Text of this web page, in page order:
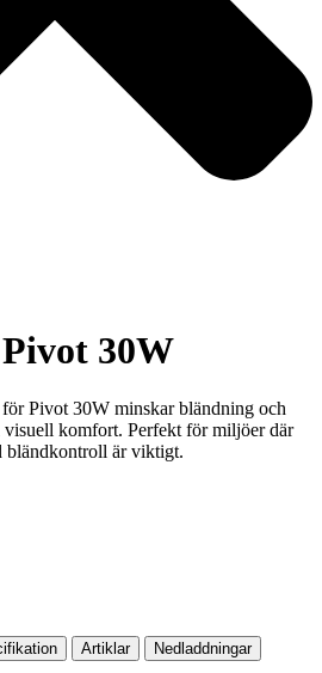
30W
Pivot 30W minskar bländning och
visuell komfort. Perfekt för miljöer där
bländkontroll är viktigt.
Artiklar
Nedladdningar